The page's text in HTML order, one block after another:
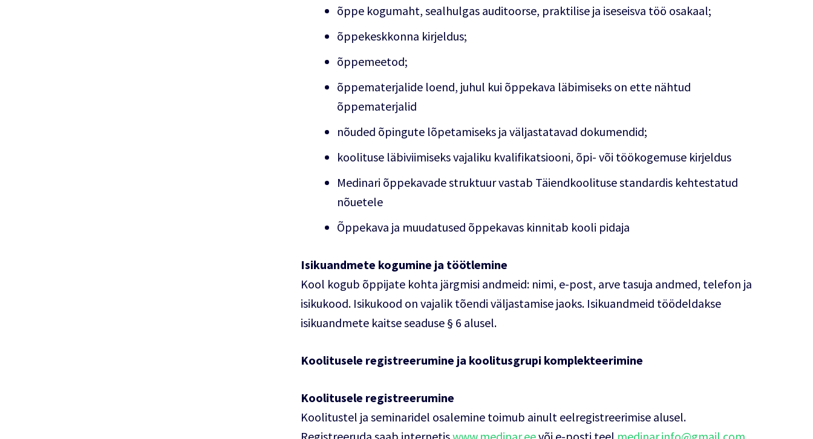
õppe kogumaht, sealhulgas auditoorse, praktilise ja iseseisva töö osakaal;
õppekeskkonna kirjeldus;
õppemeetod;
õppematerjalide loend, juhul kui õppekava läbimiseks on ette nähtud
õppematerjalid
nõuded õpingute lõpetamiseks ja väljastatavad dokumendid;
koolituse läbiviimiseks vajaliku kvalifikatsiooni, õpi- või töökogemuse kirjeldus
Medinari õppekavade struktuur vastab Täiendkoolituse standardis kehtestatud
nõuetele
Õppekava ja muudatused õppekavas kinnitab kooli pidaja
Isikuandmete kogumine ja töötlemine
Kool kogub õppijate kohta järgmisi andmeid: nimi, e-post, arve tasuja andmed, telefon ja
isikukood. Isikukood on vajalik tõendi väljastamise jaoks. Isikuandmeid töödeldakse
isikuandmete kaitse seaduse § 6 alusel.
Koolitusele registreerumine ja koolitusgrupi komplekteerimine
Koolitusele registreerumine
Koolitustel ja seminaridel osalemine toimub ainult eelregistreerimise alusel.